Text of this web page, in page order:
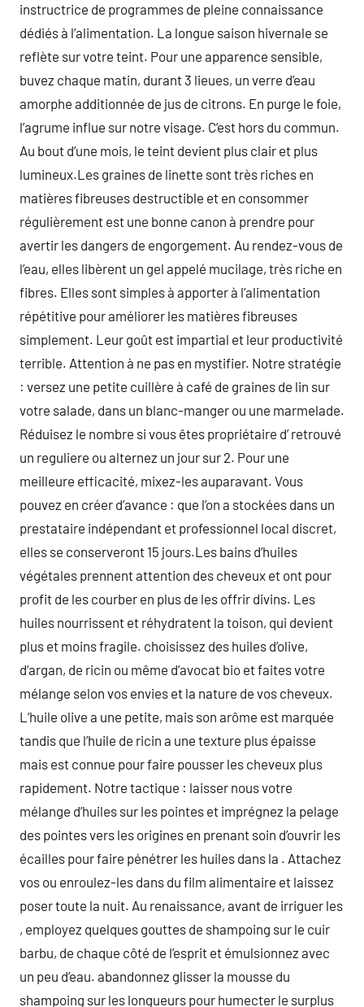
instructrice de programmes de pleine connaissance
dédiés à l’alimentation. La longue saison hivernale se
reflète sur votre teint. Pour une apparence sensible,
buvez chaque matin, durant 3 lieues, un verre d’eau
amorphe additionnée de jus de citrons. En purge le foie,
l’agrume influe sur notre visage. C’est hors du commun.
Au bout d’une mois, le teint devient plus clair et plus
lumineux.Les graines de linette sont très riches en
matières fibreuses destructible et en consommer
régulièrement est une bonne canon à prendre pour
avertir les dangers de engorgement. Au rendez-vous de
l’eau, elles libèrent un gel appelé mucilage, très riche en
fibres. Elles sont simples à apporter à l’alimentation
répétitive pour améliorer les matières fibreuses
simplement. Leur goût est impartial et leur productivité
terrible. Attention à ne pas en mystifier. Notre stratégie
: versez une petite cuillère à café de graines de lin sur
votre salade, dans un blanc-manger ou une marmelade.
Réduisez le nombre si vous êtes propriétaire d’ retrouvé
un reguliere ou alternez un jour sur 2. Pour une
meilleure efficacité, mixez-les auparavant. Vous
pouvez en créer d’avance : que l’on a stockées dans un
prestataire indépendant et professionnel local discret,
elles se conserveront 15 jours.Les bains d’huiles
végétales prennent attention des cheveux et ont pour
profit de les courber en plus de les offrir divins. Les
huiles nourrissent et réhydratent la toison, qui devient
plus et moins fragile. choisissez des huiles d’olive,
d’argan, de ricin ou même d’avocat bio et faites votre
mélange selon vos envies et la nature de vos cheveux.
L’huile olive a une petite, mais son arôme est marquée
tandis que l’huile de ricin a une texture plus épaisse
mais est connue pour faire pousser les cheveux plus
rapidement. Notre tactique : laisser nous votre
mélange d’huiles sur les pointes et imprégnez la pelage
des pointes vers les origines en prenant soin d’ouvrir les
écailles pour faire pénétrer les huiles dans la . Attachez
vos ou enroulez-les dans du film alimentaire et laissez
poser toute la nuit. Au renaissance, avant de irriguer les
, employez quelques gouttes de shampoing sur le cuir
barbu, de chaque côté de l’esprit et émulsionnez avec
un peu d’eau. abandonnez glisser la mousse du
shampoing sur les longueurs pour humecter le surplus